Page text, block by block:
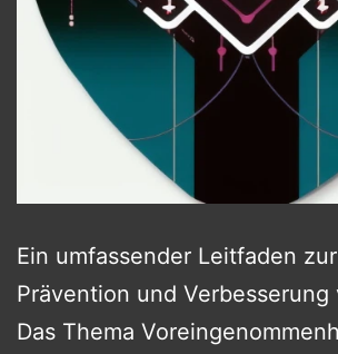
Ein umfassender Leitfaden
Prävention und Verbesserung
Das Thema